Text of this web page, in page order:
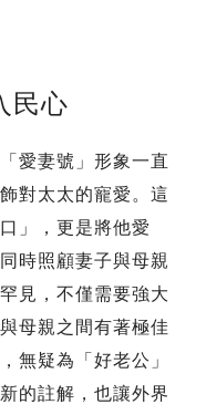
民心
愛妻號」形象一直
對太太的寵愛。這
」，更是將他愛
時照顧妻子與母親
見，不僅需要強大
母親之間有著極佳
無疑為「好老公」
的註解，也讓外界